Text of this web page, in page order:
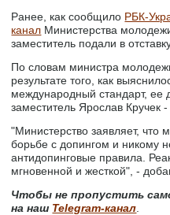
Ранее, как сообщило РБК-
канал Министерства
заместитель подали в
По словам министра
результате того, как
международный стандарт, ее
заместитель Ярослав Кручек -
"Министерство заявляет,
борьбе с допингом и никому
антидопинговые правила.
мгновенной и жесткой", -
Чтобы не пропустить
на наш Telegram-канал